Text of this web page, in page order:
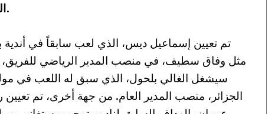
الذي ينافس في الرابطة الأولى لكرة القدم.
تم تعيين إسماعيل ديس، الذي لعب سابقاً في أندية
مثل وفاق سطيف، في منصب المدير الرياضي للفريق،
سيشغل الغالي بلحول، الذي سبق له اللعب في
الجزائر، منصب المدير العام. من جهة أخرى، تم تعيين